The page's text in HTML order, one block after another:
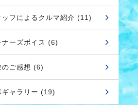
ッフによるクルマ紹介 (11)
ナーズボイス (6)
のご感想 (6)
ギャラリー (19)